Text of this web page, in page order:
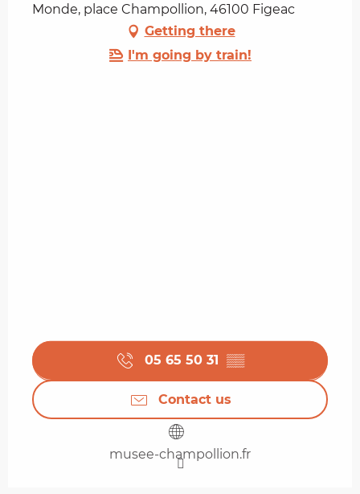
Monde, place Champollion, 46100 Figeac
Getting there
I'm going by train!
05 65 50 31 ▒▒
Contact us
musee-champollion.fr